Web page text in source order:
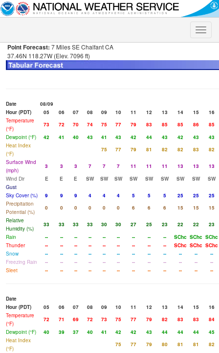
Toggle
Point Forecast: 7 Miles SE Chalfant CA
37.46N 118.27W (Elev. 7096 ft)
Date
08/09
Hour (PDT)
05 06 07 08 09 10 11 12 13 14 15
16
Temperature
(°F)
73 72 70 74 75 77 79 83 85 85 86
85
Dewpoint (°F)
42 41 40 43 41 43 42 44 43 42 43
43
Heat Index
(°F)
75 77 79 81 82 82 83
82
Surface Wind
(mph)
3 3 3 7 7 7 11 11 11 13 13
13
Wind Dir
E E E SW SW SW SW SW SW SW SW
SW
Gust
Sky Cover (%)
9 9 9 4 4 4 5 5 5 25 25
25
Precipitation
Potential (%)
0 0 0 0 0 0 6 6 6 15 15
15
Relative
Humidity (%)
33 33 33 33 30 30 27 25 23 22 22
23
Rain
-- -- -- -- -- -- -- -- -- SChc SChc SChc
Thunder
-- -- -- -- -- -- -- -- -- SChc SChc SChc
Snow
-- -- -- -- -- -- -- -- -- -- --
--
Freezing Rain
-- -- -- -- -- -- -- -- -- -- --
--
Sleet
-- -- -- -- -- -- -- -- -- -- -- --
Date
Hour (PDT)
05 06 07 08 09 10 11 12 13 14 15
16
Temperature
(°F)
72 71 69 72 73 75 77 79 82 83 83
84
Dewpoint (°F)
40 39 37 40 41 42 42 43 44 44 44
45
Heat Index
(°F)
75 77 79 80 81 81
82